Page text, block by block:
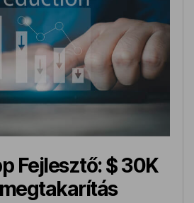
Fejlesztő: $ 30K